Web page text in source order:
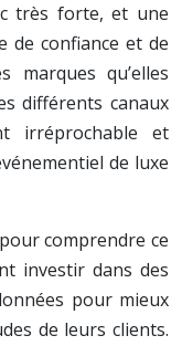
très forte, et une
de confiance et de
marques qu’elles
différents canaux
irréprochable et
de luxe
comprendre ce
investir dans des
pour mieux
de leurs clients.